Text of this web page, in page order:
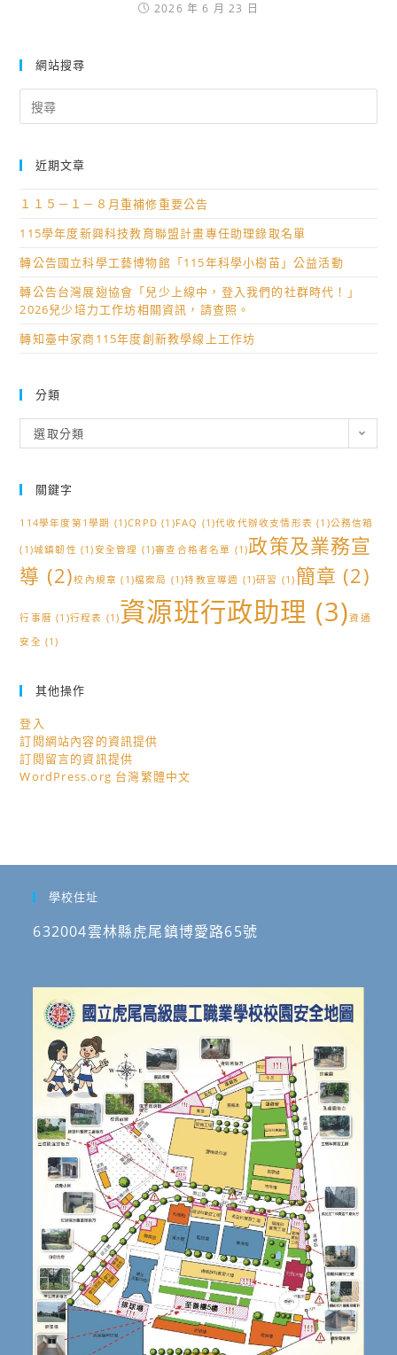
2026 年 6 月 23 日
網站搜尋
for:
近期文章
１１５－１－８月重補修重要公告
115學年度新興科技教育聯盟計畫專任助理錄取名單
轉公告國立科學工藝博物館「115年科學小樹苗」公益活動
轉公告台灣展翅協會「兒少上線中，登入我們的社群時代！」
2026兒少培力工作坊相關資訊，請查照。
轉知臺中家商115年度創新教學線上工作坊
分類
類
選取分類
關鍵字
114學年度第1學期 (1)CRPD (1)FAQ (1)代收代辦收支情形表 (1)公務信箱
(1)城鎮韌性 (1)安全管理 (1)審查合格者名單 (1)政策及業務宣
導 (2)校內規章 (1)檔案局 (1)特教宣導週 (1)研習 (1) 簡章 (2)
行事曆 (1)行程表 (1)資源班行政助理 (3)資通
安全 (1)
其他操作
登入
訂閱網站內容的資訊提供
訂閱留言的資訊提供
WordPress.org 台灣繁體中文
學校住址
632004雲林縣虎尾鎮博愛路65號